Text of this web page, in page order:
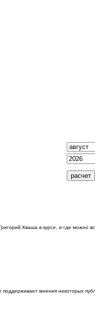
Кваша в курсе, и где можно
мнения некоторых